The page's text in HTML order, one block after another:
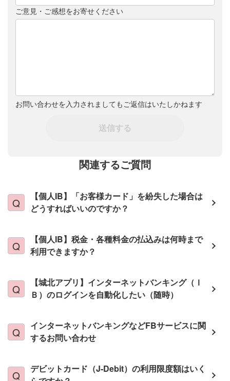
ご意見・ご感想をお寄せください
お問い合わせを入力されましてもご返信はいたしかねます
送信する
関連するご質問
【個人IB】「お客様カード」を紛失した場合は
どうすればいいのですか？
【個人IB】税金・各種料金の払込みは何時まで
利用できますか？
【城北アプリ】インターネットバンキング（Ｉ
Ｂ）のログインを自動化したい（随時）
インターネットバンキングなどFBサービスに関
するお問い合わせ
デビットカード（J-Debit）の利用限度額はいく